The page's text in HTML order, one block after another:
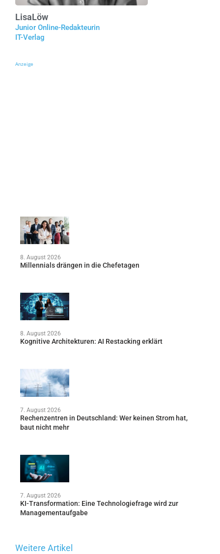
LisaLöw
Junior Online-Redakteurin
IT-Verlag
Anzeige
8. August 2026
Millennials drängen in die Chefetagen
8. August 2026
Kognitive Architekturen: AI Restacking erklärt
7. August 2026
Rechenzentren in Deutschland: Wer keinen Strom hat,
baut nicht mehr
7. August 2026
KI-Transformation: Eine Technologiefrage wird zur
Managementaufgabe
Weitere Artikel